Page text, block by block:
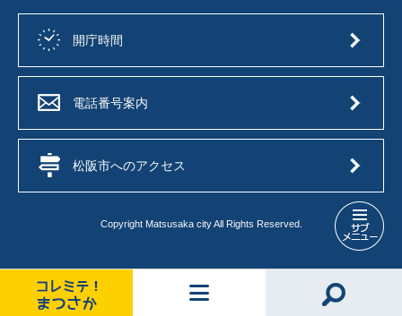
文
情
報
開庁時間
電話番号案内
松阪市へのアクセス
Copyright Matsusaka city All Rights Reserved.